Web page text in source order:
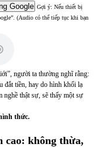
Google Gợi ý: Nếu thiết bị
(Audio có thể tiếp tục khi bạn
người ta thường nghĩ rằng:
đắt tiền, hay do hình khối lạ
nghề thật sự, sẽ thấy một sự
thức.
cao: không thừa,